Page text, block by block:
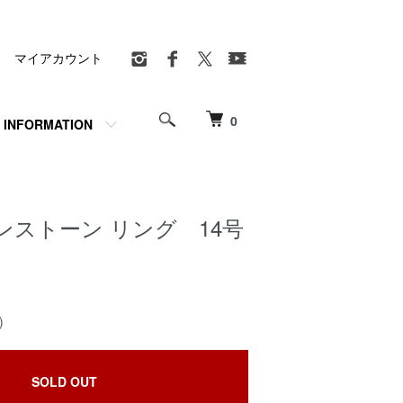
0
INFORMATION
マイアカウント
ストーン リング 14号
SOLD OUT